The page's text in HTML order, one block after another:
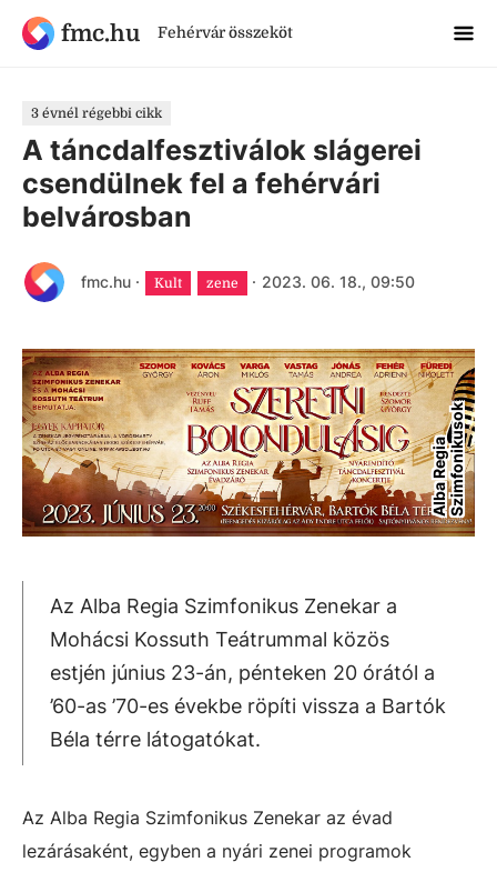
fmc.hu Fehérvár összeköt
3 évnél régebbi cikk
A táncdalfesztiválok slágerei
csendülnek fel a fehérvári
belvárosban
fmc.hu · Kult zene · 2023. 06. 18., 09:50
A
l
b
a
R
e
g
i
a
S
z
i
m
f
o
n
i
k
u
s
ok
Az Alba Regia Szimfonikus Zenekar a
Mohácsi Kossuth Teátrummal közös
estjén június 23-án, pénteken 20 órától a
’60-as ’70-es évekbe röpíti vissza a Bartók
Béla térre látogatókat.
Az Alba Regia Szimfonikus Zenekar az évad
lezárásaként, egyben a nyári zenei programok